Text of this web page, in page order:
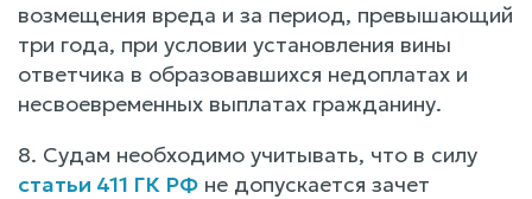
возмещения вреда и за период, превышающий
три года, при условии установления вины
ответчика в образовавшихся недоплатах и
несвоевременных выплатах гражданину.
8. Судам необходимо учитывать, что в силу
статьи 411 ГК РФ не допускается зачет